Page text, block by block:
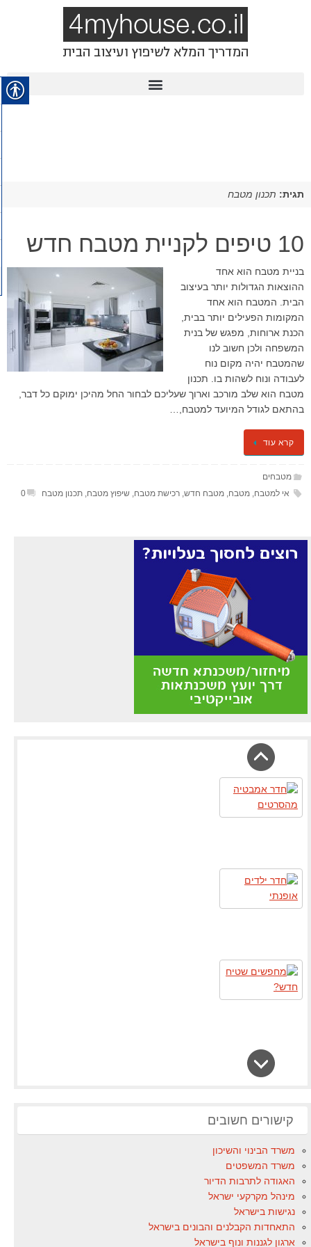
תגית: תכנון מטבח
10 טיפים לקניית מטבח חדש
בניית מטבח הוא אחד
ההוצאות הגדולות יותר בעיצוב
הבית. המטבח הוא אחד
המקומות הפעילים יותר בבית,
הכנת ארוחות, מפגש של בנית
המשפחה ולכן חשוב לנו
שהמטבח יהיה מקום נוח
לעבודה ונוח לשהות בו. תכנון
מטבח הוא שלב מורכב וארוך שעליכם לבחור החל מהיכן ימוקם כל דבר,
בהתאם לגודל המיועד למטבח,…
קרא עוד
מטבחים
אי למטבח מטבח מטבח חדש, רכישת מטבח שיפוץ מטבח תכנון מטבח 0
קישורים חשובים
משרד הבינוי והשיכון
משרד המשפטים
האגודה לתרבות הדיור
מינהל מקרקעי ישראל
נגישות בישראל
התאחדות הקבלנים והבונים בישראל
ארגון לגננות ונוף בישראל